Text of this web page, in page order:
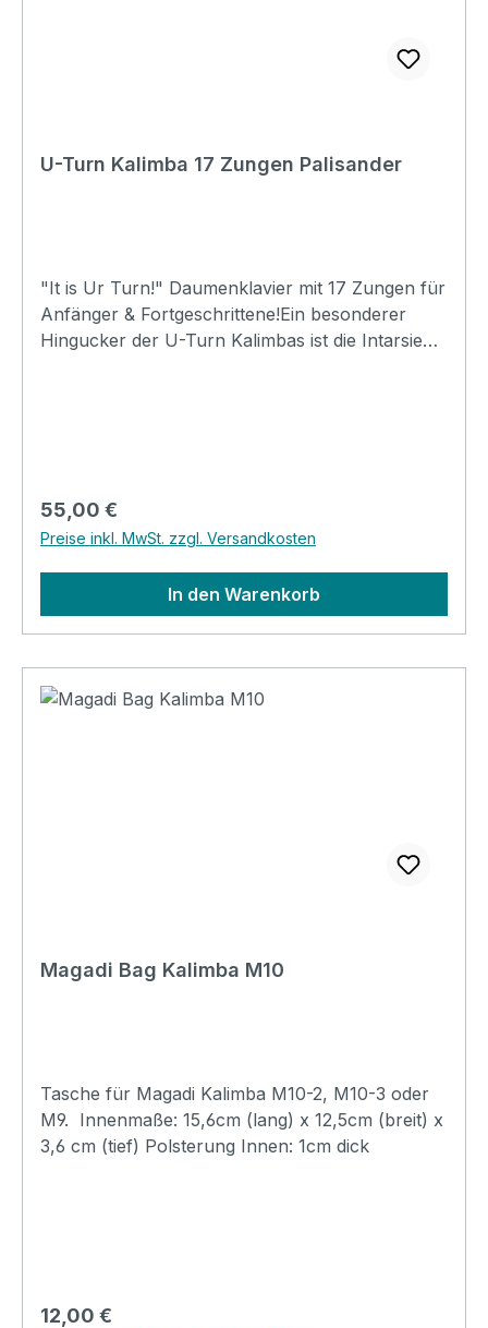
U-Turn Kalimba 17 Zungen Palisander
"It is Ur Turn!" Daumenklavier mit 17 Zungen für
Anfänger & Fortgeschrittene!Ein besonderer
Hingucker der U-Turn Kalimbas ist die Intarsie
gravierten Intarsien am oberen SchalllochInkl.
Stimmhammer und PoliertuchTonabnehmer: JA
Regulärer Preis:
55,00 €
Preise inkl. MwSt. zzgl. Versandkosten
In den Warenkorb
Magadi Bag Kalimba M10
Tasche für Magadi Kalimba M10-2, M10-3 oder
M9. Innenmaße: 15,6cm (lang) x 12,5cm (breit) x
3,6 cm (tief) Polsterung Innen: 1cm dick
Regulärer Preis:
12,00 €